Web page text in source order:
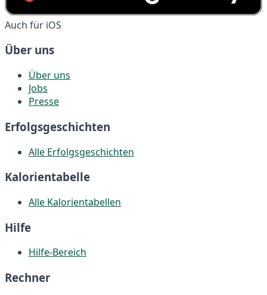
Auch für iOS
Über uns
Über uns
Jobs
Presse
Erfolgsgeschichten
Alle Erfolgsgeschichten
Kalorientabelle
Alle Kalorientabellen
Hilfe
Hilfe-Bereich
Rechner